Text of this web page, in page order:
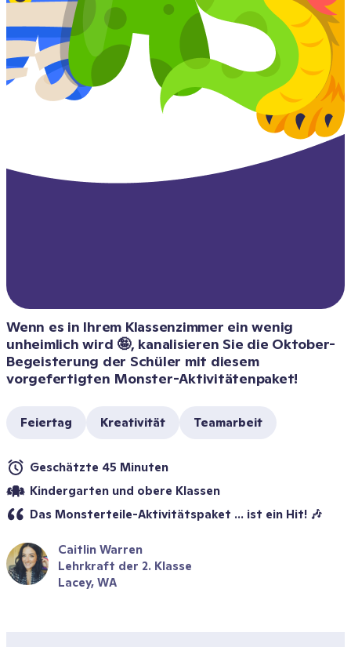
Wenn es in Ihrem Klassenzimmer ein wenig
unheimlich wird 🤪, kanalisieren Sie die Oktober-
Begeisterung der Schüler mit diesem
vorgefertigten Monster-Aktivitätenpaket!
Feiertag Kreativität Teamarbeit
Geschätzte 45 Minuten
Kindergarten und obere Klassen
Das Monsterteile-Aktivitätspaket ... ist ein Hit! 🎶
Caitlin Warren
Lehrkraft der 2. Klasse
Lacey, WA